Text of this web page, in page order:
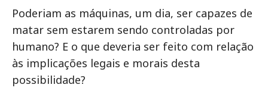
Poderiam as máquinas, um dia, ser capazes de
matar sem estarem sendo controladas por
humano? E o que deveria ser feito com relação
às implicações legais e morais desta
possibilidade?